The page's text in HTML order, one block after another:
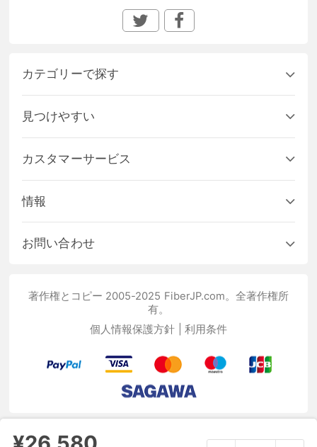
カテゴリーで探す
見つけやすい
カスタマーサービス
情報
お問い合わせ
著作権とコピー 2005-2025 FiberJP.com。全著作権所
有。
個人情報保護方針
利用条件